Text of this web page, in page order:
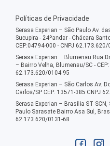
Políticas de Privacidade
Serasa Experian – São Paulo Av.
Sucupira - 24ºandar - Chácara
CEP:04794-000 - CNPJ 62.173.620/
Serasa Experian – Blumenau Rua
– Bairro Velha, Blumenau/SC -
62.173.620/0104-95
Serasa Experian – São Carlos Av.
Carlos/SP CEP: 13571-385 CNPJ
Serasa Experian – Brasília ST SCN,
Paulo Sarasate Bairro Asa Sul,
62.173.620/0131-68